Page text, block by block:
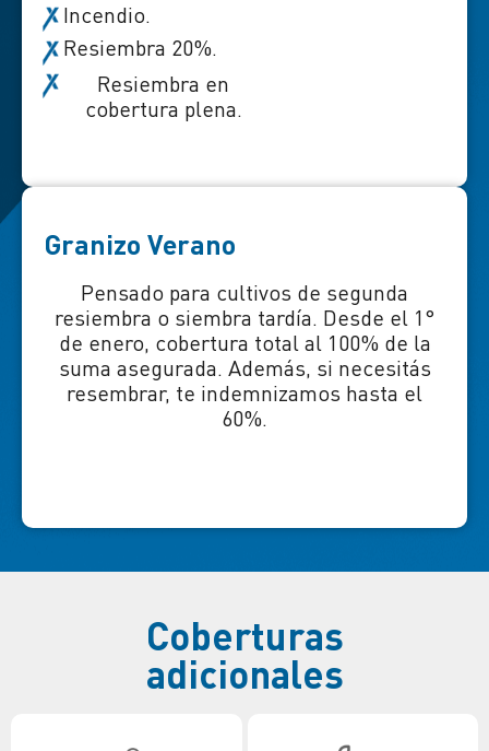
Incendio.
Resiembra 20%.
Resiembra en
cobertura plena.
Granizo Verano
Pensado para cultivos de segunda
resiembra o siembra tardía. Desde el 1°
de enero, cobertura total al 100% de la
suma asegurada. Además, si necesitás
resembrar, te indemnizamos hasta el
60%.
Coberturas
adicionales